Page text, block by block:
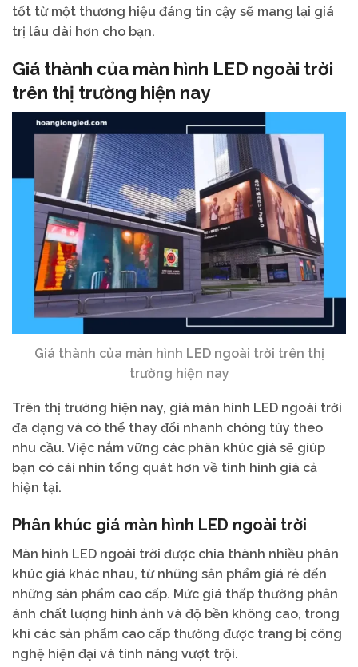
tốt từ một thương hiệu đáng tin cậy sẽ mang lại giá
trị lâu dài hơn cho bạn.
Giá thành của màn hình LED ngoài trời
trên thị trường hiện nay
Giá thành của màn hình LED ngoài trời trên thị
trường hiện nay
Trên thị trường hiện nay, giá màn hình LED ngoài trời
đa dạng và có thể thay đổi nhanh chóng tùy theo
nhu cầu. Việc nắm vững các phân khúc giá sẽ giúp
bạn có cái nhìn tổng quát hơn về tình hình giá cả
hiện tại.
Phân khúc giá màn hình LED ngoài trời
Màn hình LED ngoài trời được chia thành nhiều phân
khúc giá khác nhau, từ những sản phẩm giá rẻ đến
những sản phẩm cao cấp. Mức giá thấp thường phản
ánh chất lượng hình ảnh và độ bền không cao, trong
khi các sản phẩm cao cấp thường được trang bị công
nghệ hiện đại và tính năng vượt trội.